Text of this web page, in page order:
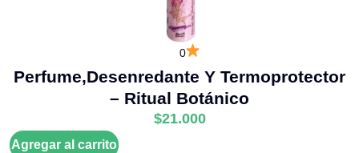
0
Perfume,desenredante Y Termoprotector
– Ritual Botánico
$21.000
Agregar al carrito